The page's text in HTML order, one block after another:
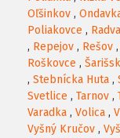
Oľšinkov ,
Poliakovce ,
, Repejov , Rešov ,
Roškovce ,
, Stebnícka Huta ,
Svetlice , Tarnov ,
Varadka , Volica ,
Vyšný Kručov ,